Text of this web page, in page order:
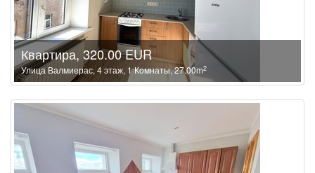
Квартира, 320.00 EUR
Улица Валмиерас, 4 этаж, 1 Комнаты, 27.00m2